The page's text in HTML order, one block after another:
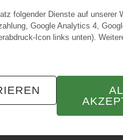
folgender Dienste auf unserer
Google Analytics 4,
Icon links unten).